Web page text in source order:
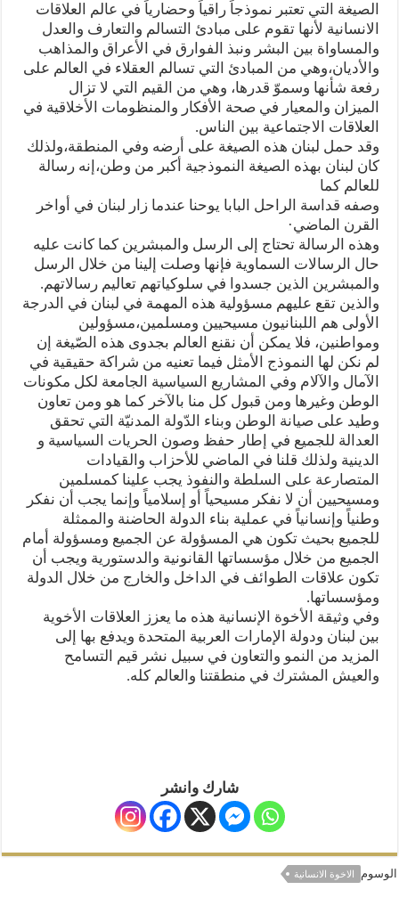
الصيغة التي تعتبر نموذجاً راقياً وحضارياً في عالم العلاقات
الانسانية لأنها تقوم على مبادئ التسالم والتعارف والعدل
والمساواة بين البشر ونبذ الفوارق في الأعراق والمذاهب
والأديان،وهي من المبادئ التي تسالم العقلاء في العالم على
رفعة شأنها وسموّ قدرها، وهي من القيم التي لا تزال
الميزان والمعيار في صحة الأفكار والمنظومات الأخلاقية في
العلاقات الاجتماعية بين الناس.
وقد حمل لبنان هذه الصيغة على أرضه وفي المنطقة،ولذلك
كان لبنان بهذه الصيغة النموذجية أكبر من وطن،إنه رسالة
للعالم كما
وصفه قداسة الراحل البابا يوحنا عندما زار لبنان في أواخر
القرن الماضي·
وهذه الرسالة تحتاج إلى الرسل والمبشرين كما كانت عليه
حال الرسالات السماوية فإنها وصلت إلينا من خلال الرسل
والمبشرين الذين جسدوا في سلوكياتهم تعاليم رسالاتهم.
والذين تقع عليهم مسؤولية هذه المهمة في لبنان في الدرجة
الأولى هم اللبنانيون مسيحيين ومسلمين،مسؤولين
ومواطنين، فلا يمكن أن نقنع العالم بجدوى هذه الصّيغة إن
لم نكن لها النموذج الأمثل فيما تعنيه من شراكة حقيقية في
الآمال والآلام وفي المشاريع السياسية الجامعة لكل مكونات
الوطن وغيرها ومن قبول كل منا بالآخر كما هو ومن تعاون
وطيد على صيانة الوطن وبناء الدّولة المدنيّة التي تحقق
العدالة للجميع في إطار حفظ وصون الحريات السياسية و
الدينية ولذلك قلنا في الماضي للأحزاب والقيادات
المتصارعة على السلطة والنفوذ يجب علينا كمسلمين
ومسيحيين أن لا نفكر مسيحياً أو إسلامياً وإنما يجب أن نفكر
وطنياً وإنسانياً في عملية بناء الدولة الحاضنة والممثلة
للجميع بحيث تكون هي المسؤولة عن الجميع ومسؤولة أمام
الجميع من خلال مؤسساتها القانونية والدستورية ويجب أن
تكون علاقات الطوائف في الداخل والخارج من خلال الدولة
ومؤسساتها.
وفي وثيقة الأخوة الإنسانية هذه ما يعزز العلاقات الأخوية
بين لبنان ودولة الإمارات العربية المتحدة ويدفع بها إلى
المزيد من النمو والتعاون في سبيل نشر قيم التسامح
والعيش المشترك في منطقتنا والعالم كله.
شارك وانشر
الوسوم الاخوة الانسانية